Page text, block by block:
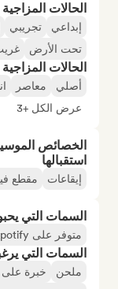
الحالات المزاجية
إبداعي تجريبي
تحت الأرض
الحالات
أصلي معاصر
عرض الكل +3
الخصائص
استقبالها
إيقاعات مقطع
السمات التي
متوفر على Spotify
السمات التي
ملحن خبرة